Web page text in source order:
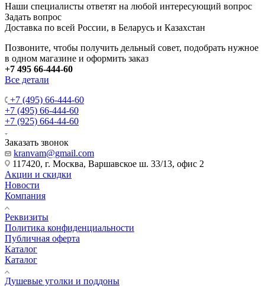
Наши специалисты ответят на любой интересующий вопрос
Задать вопрос
Доставка по всей России, в Беларусь и Казахстан
Позвоните, чтобы получить дельный совет, подобрать нужное
в одном магазине и оформить заказ
+7 495 66-444-60
Все детали
+7 (495) 66-444-60
+7 (495) 66-444-60
+7 (925) 664-44-60
Заказать звонок
kranvam@gmail.com
117420, г. Москва, Варшавское ш. 33/13, офис 2
Акции и скидки
Новости
Компания
Реквизиты
Политика конфиденциальности
Публичная оферта
Каталог
Каталог
Душевые уголки и поддоны